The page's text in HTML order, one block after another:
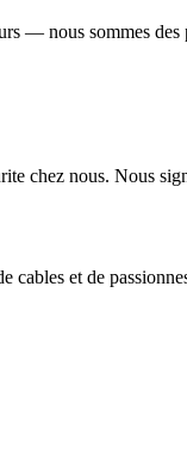
— nous sommes
chez nous. Nous
cables et de